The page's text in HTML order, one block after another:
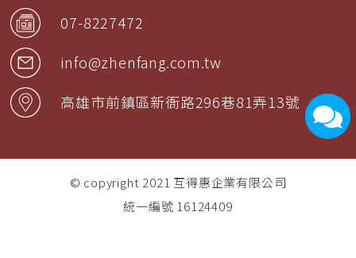
07-8227472
info@zhenfang.com.tw
高雄市前鎮區新衙路296巷81弄13號
© copyright 2021 互得惠企業有限公司
統一編號 16124409